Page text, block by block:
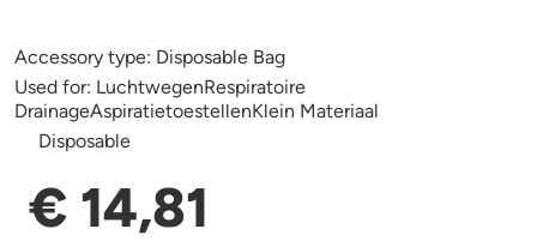
Accessory type: Disposable Bag
Used for: LuchtwegenRespiratoire
DrainageAspiratietoestellenKlein Materiaal
Disposable
€ 14,81